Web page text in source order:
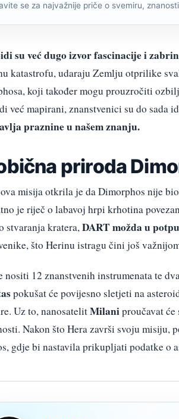
se za najvažnije priče o svemiru,
su već dugo izvor fascinacije i
katastrofu, udaraju Zemlju otprilike
koji također mogu prouzročiti
već mapirani, znanstvenici su do sada
praznine u našem znanju.
priroda
misija otkrila je da Dimorphos nije
je riječ o labavoj hrpi krhotina
stvaranja kratera,DART možda u
što Herinu istragu čini još
nositi 12 znanstvenih instrumenata te
pokušat će povijesno sletjeti na
Uz to, nanosatelitMilaniproučavat
Nakon što Hera završi svoju
gdje bi nastavila prikupljati podatke o